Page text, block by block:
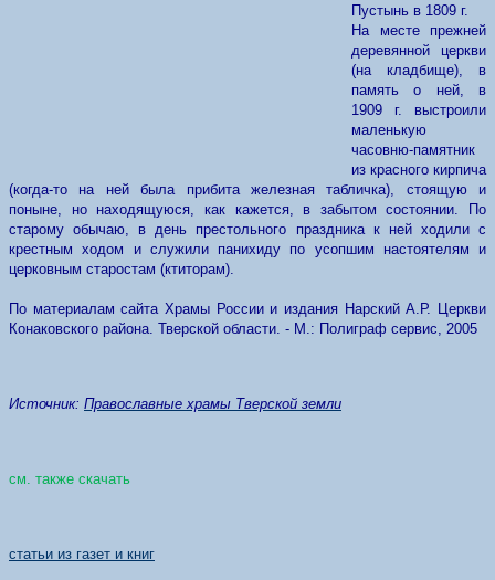
Пустынь в 1809 г.
На месте прежней
деревянной церкви
(на кладбище), в
память о ней, в
1909 г. выстроили
маленькую
часовню-памятник
из красного кирпича
(когда-то на ней была прибита железная табличка), стоящую и
поныне, но находящуюся, как кажется, в забытом состоянии. По
старому обычаю, в день престольного праздника к ней ходили с
крестным ходом и служили панихиду по усопшим настоятелям и
церковным старостам (ктиторам).
По материалам сайта Храмы России и издания Нарский А.Р. Церкви
Конаковского района. Тверской области. - М.: Полиграф сервис, 2005
Источник: Православные храмы Тверской земли
см. также скачать
статьи из газет и книг